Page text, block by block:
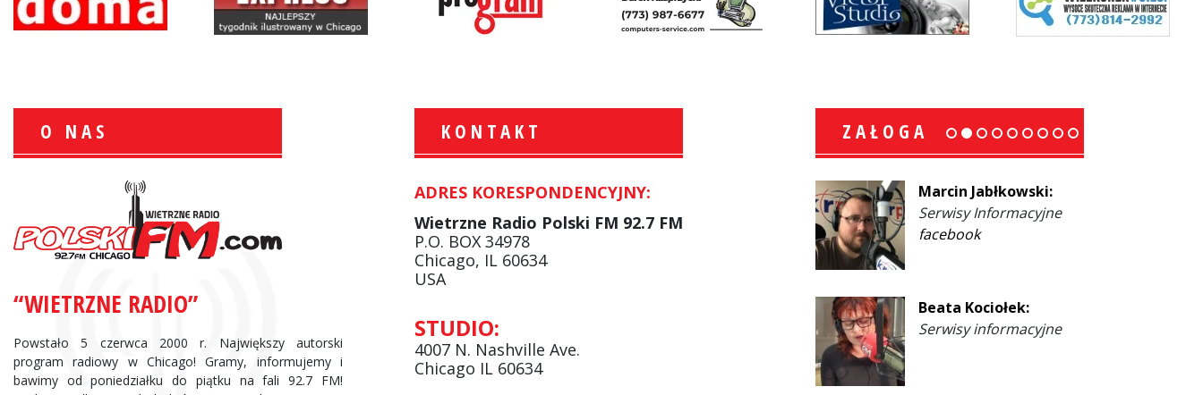
O NAS
“WIETRZNE RADIO”
Powstało 5 czerwca 2000 r. Największy autorski
program radiowy w Chicago! Gramy, informujemy i
bawimy od poniedziałku do piątku na fali 92.7 FM!
KONTAKT
ADRES KORESPONDENCYJNY:
Wietrzne Radio Polski FM 92.7 FM
P.O. BOX 34978
Chicago, IL 60634
USA
STUDIO:
4007 N. Nashville Ave.
Chicago IL 60634
ZAŁOGA
Informacje Giełdowe
Krzysztof Wawer:
Komentator
facebook
Marcin Jabłkowski:
Serwisy Informacyjne
facebook
Beata Kociołek:
Serwisy informacyjne